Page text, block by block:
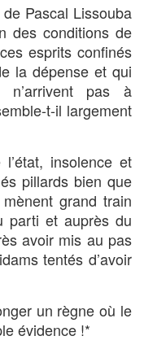
Pascal Lissouba
des conditions de
esprits confinés
la dépense et qui
pas à
t-il largement
insolence et
pillards bien que
grand train
parti et auprès du
avoir mis au pas
tentés d’avoir
un règne où le
évidence !*